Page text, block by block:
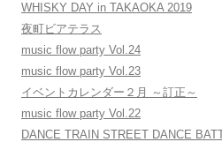
WHISKY DAY in TAKAOKA 2019
夜町ビアテラス
music flow party Vol.24
music flow party Vol.23
イベントカレンダー２月 ～訂正～
music flow party Vol.22
DANCE TRAIN STREET DANCE